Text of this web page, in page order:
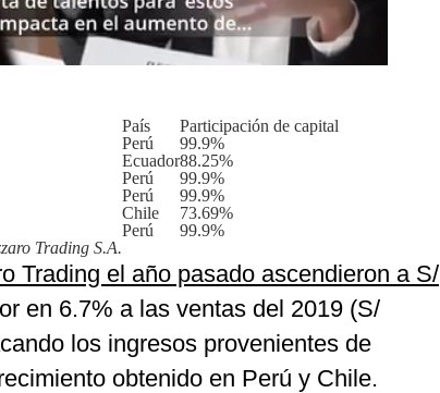
País
Participación de capital
Perú
99.9%
Ecuador88.25%
Perú
99.9%
Perú
99.9%
Chile
73.69%
Perú
99.9%
Trading S.A.
Trading el año pasado ascendieron a S/
en 6.7% a las ventas del 2019 (S/
los ingresos provenientes de
obtenido en Perú y Chile.